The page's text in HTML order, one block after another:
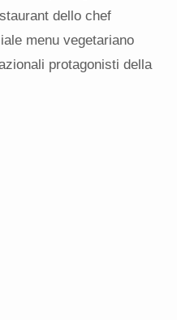
dello chef
menu vegetariano
protagonisti della